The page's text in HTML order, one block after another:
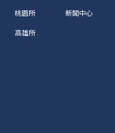
桃園所
高雄所
新聞中心